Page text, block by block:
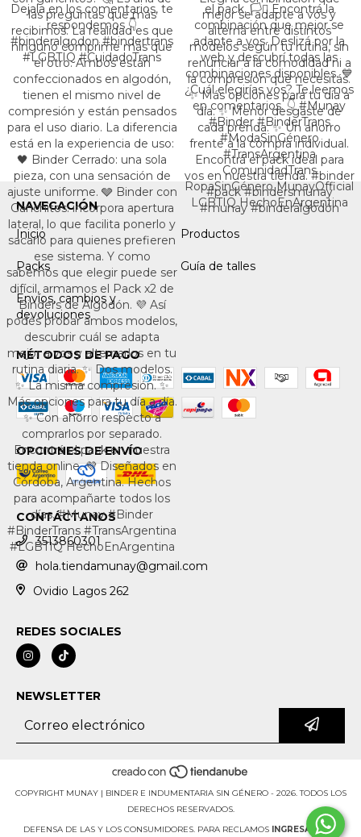
NAVEGACIÓN
Inicio
Productos
Packs Guía de talles
Envíos, cambios y
devoluciones
MÉTODOS DE PAGO
OPCIONES DE ENVÍO
CONTÁCTANOS
3513860301
hola.tiendamunay@gmail.com
Ovidio Lagos 262
REDES SOCIALES
NEWSLETTER
COPYRIGHT MUNAY | BINDER E INDUMENTARIA SIN GÉNERO - 2026. TODOS LOS
DERECHOS RESERVADOS.
DEFENSA DE LAS Y LOS CONSUMIDORES. PARA RECLAMOS INGRESA AQUÍ.